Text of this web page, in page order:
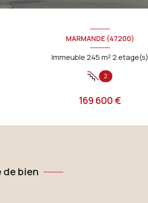
MARMANDE (47200)
Immeuble 245 m² 2 etage(s)
2
169 600 €
GASCOGNE IMMOBILIER
de bien